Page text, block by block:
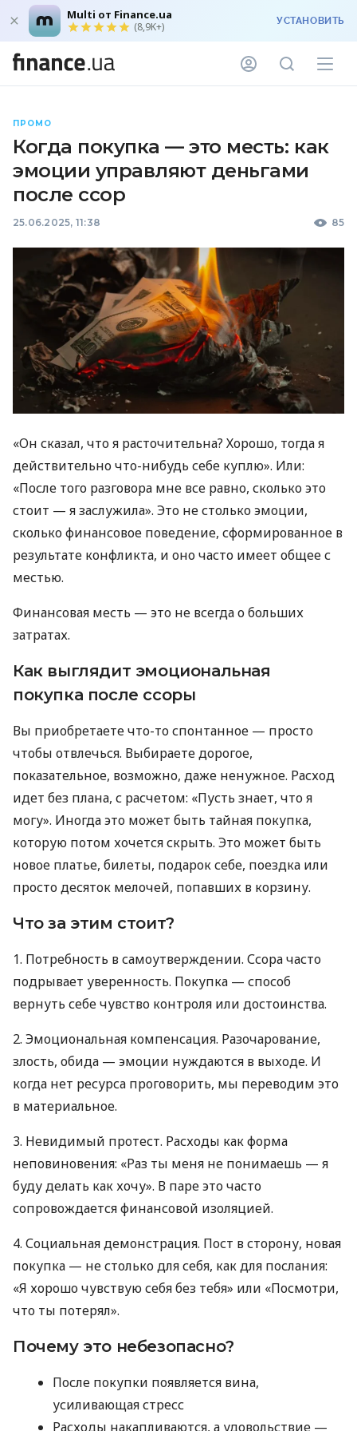
Multi от Finance.ua
(8,9K+) УСТАНОВИТЬ
ПРОМО
Когда покупка — это месть: как
эмоции управляют деньгами
после ссор
25.06.2025, 11:38 85
«Он сказал, что я расточительна? Хорошо, тогда я
действительно что-нибудь себе куплю». Или:
«После того разговора мне все равно, сколько это
стоит — я заслужила». Это не столько эмоции,
сколько финансовое поведение, сформированное в
результате конфликта, и оно часто имеет общее с
местью.
Финансовая месть — это не всегда о больших
затратах.
Как выглядит эмоциональная
покупка после ссоры
Вы приобретаете что-то спонтанное — просто
чтобы отвлечься. Выбираете дорогое,
показательное, возможно, даже ненужное. Расход
идет без плана, с расчетом: «Пусть знает, что я
могу». Иногда это может быть тайная покупка,
которую потом хочется скрыть. Это может быть
новое платье, билеты, подарок себе, поездка или
просто десяток мелочей, попавших в корзину.
Что за этим стоит?
1. Потребность в самоутверждении. Ссора часто
подрывает уверенность. Покупка — способ
вернуть себе чувство контроля или достоинства.
2. Эмоциональная компенсация. Разочарование,
злость, обида — эмоции нуждаются в выходе. И
когда нет ресурса проговорить, мы переводим это
в материальное.
3. Невидимый протест. Расходы как форма
неповиновения: «Раз ты меня не понимаешь — я
буду делать как хочу». В паре это часто
сопровождается финансовой изоляцией.
4. Социальная демонстрация. Пост в сторону, новая
покупка — не столько для себя, как для послания:
«Я хорошо чувствую себя без тебя» или «Посмотри,
что ты потерял».
Почему это небезопасно?
После покупки появляется вина,
усиливающая стресс
Расходы накапливаются, а удовольствие —